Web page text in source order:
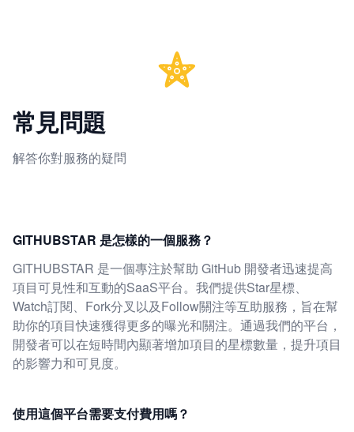
常見問題
解答你對服務的疑問
GITHUBSTAR 是怎樣的一個服務？
GITHUBSTAR 是一個專注於幫助 GitHub 開發者迅速提高
項目可見性和互動的SaaS平台。我們提供Star星標、
Watch訂閱、Fork分叉以及Follow關注等互助服務，旨在幫
助你的項目快速獲得更多的曝光和關注。通過我們的平台，
開發者可以在短時間內顯著增加項目的星標數量，提升項目
的影響力和可見度。
使用這個平台需要支付費用嗎？